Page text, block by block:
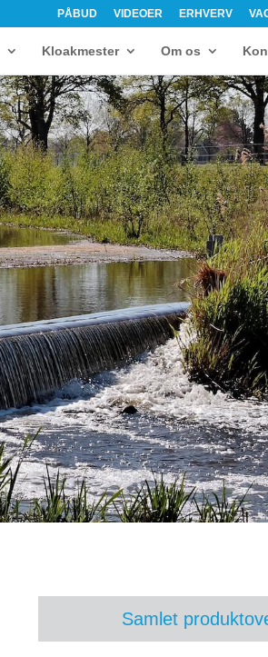
PÅBUD VIDEOER ERHVERV
Kloakmester Om os
Samlet